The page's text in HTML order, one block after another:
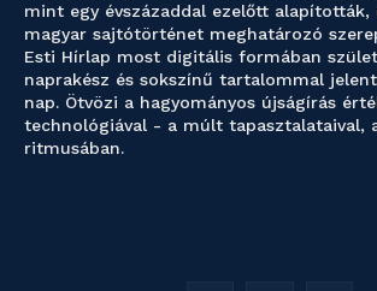
mint egy évszázaddal ezelőtt alapították,
magyar sajtótörténet meghatározó
Esti Hírlap most digitális formában
naprakész és sokszínű tartalommal
nap. Ötvözi a hagyományos újságírás
technológiával - a múlt tapasztalataival,
ritmusában.